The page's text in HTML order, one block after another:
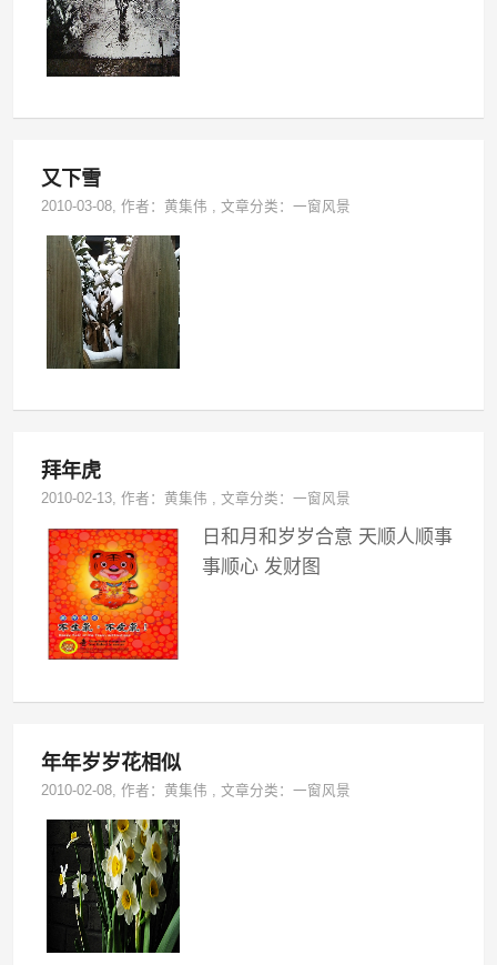
又下雪
2010-03-08, 作者：黄集伟 ,文章分类：一窗风景
拜年虎
2010-02-13, 作者：黄集伟 ,文章分类：一窗风景
日和月和岁岁合意 天顺人顺事
事顺心 发财图
年年岁岁花相似
2010-02-08, 作者：黄集伟 ,文章分类：一窗风景